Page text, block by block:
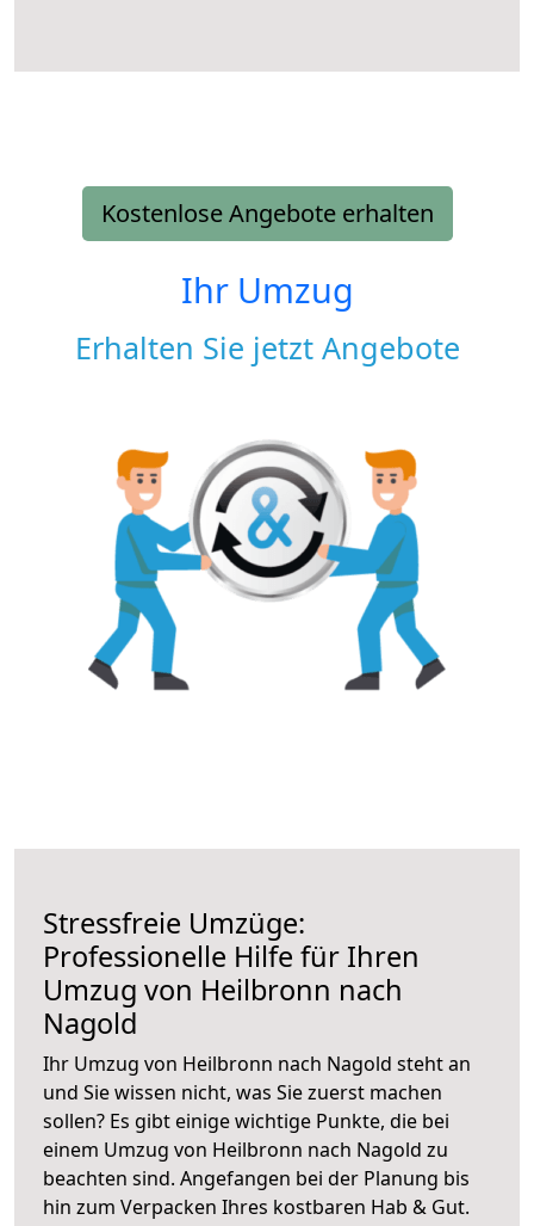
Kostenlose Angebote erhalten
Ihr Umzug
Erhalten Sie jetzt Angebote
Stressfreie Umzüge:
Professionelle Hilfe für Ihren
Umzug von Heilbronn nach
Nagold
Ihr Umzug von Heilbronn nach Nagold steht an
und Sie wissen nicht, was Sie zuerst machen
sollen? Es gibt einige wichtige Punkte, die bei
einem Umzug von Heilbronn nach Nagold zu
beachten sind. Angefangen bei der Planung bis
hin zum Verpacken Ihres kostbaren Hab & Gut.